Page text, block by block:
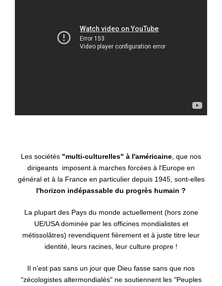
Les sociétés "multi-culturelles" à l'américaine , que nos
dirigeants imposent à marches forcées à l'Europe en
général et à la France en particulier depuis 1945, sont-elles
l'horizon indépassable du progrès humain ?
La plupart des Pays du monde actuellement (hors zone
UE/USA dominée par les officines mondialistes et
métissolâtres) revendiquent fièrement et à juste titre leur
identité, leurs racines, leur culture propre !
Il n'est pas sans un jour que Dieu fasse sans que nos
"zécologistes altermondialés" ne soutiennent les "Peuples